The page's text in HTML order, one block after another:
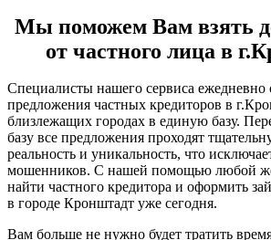
Мы поможем Вам взять
от частного лица в
Специалисты нашего сервиса ежедневно
предложения частных кредиторов в
близлежащих городах в единую базу.
базу все предложения проходят
реальность и уникальность, что
мошенников. С нашей помощью любой
найти частного кредитора и оформить
в городе Кронштадт уже сегодня.
Вам больше не нужно будет тратить